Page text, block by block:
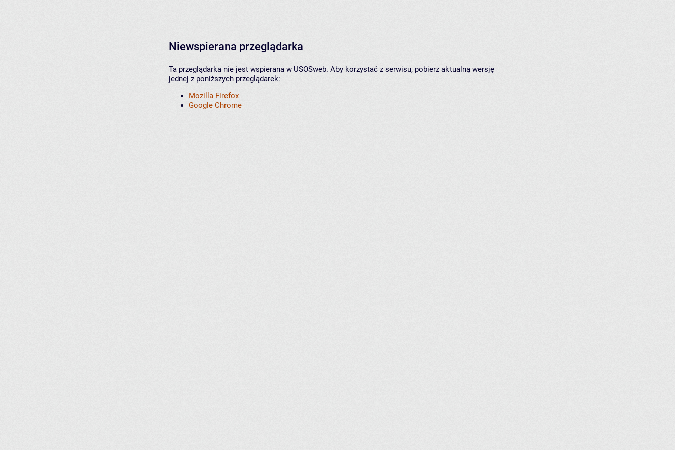
Niewspierana przeglądarka
Ta przeglądarka nie jest wspierana w USOSweb. Aby korzystać z serwisu, pobierz aktualną wersję
jednej z poniższych przeglądarek:
Mozilla Firefox
Google Chrome